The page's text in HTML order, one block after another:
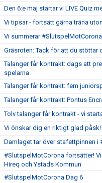
Den 6:e maj startar vi LIVE Quiz
Vi tipsar - fortsätt gärna träna
Vi summerar #SlutspelMotCorona
Gräsroten: Tack för att du stöttar
Talanger får kontrakt: dags att
spelarna
Talanger får kontrakt: fem
Talanger får kontrakt: Pontus
Tolv talanger får kontrakt - vi
Vi önskar dig en riktigt glad påsk!
Damlaget tar över stafettpinnen i
#SlutspelMotCorona fortsätter!
Hireq och Ystads Kommun
#SlutspelMotCorona Dag 6